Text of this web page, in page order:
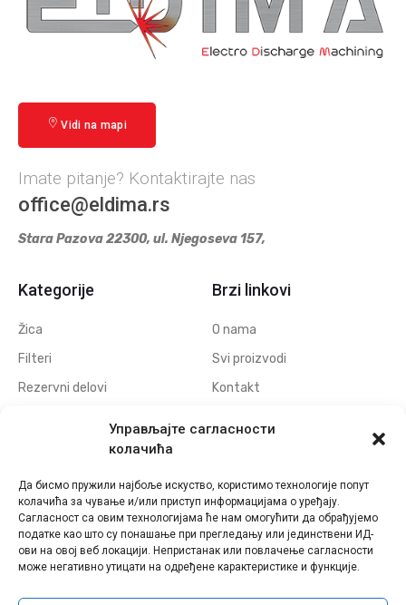
Управљајте сагласности
колачића
Да бисмо пружили најбоље искуство, користимо технологије попут
колачића за чување и/или приступ информацијама о уређају.
Сагласност са овим технологијама ће нам омогућити да обрађујемо
податке као што су понашање при прегледању или јединствени ИД-
ови на овој веб локацији. Непристанак или повлачење сагласности
може негативно утицати на одређене карактеристике и функције.
Vidi na mapi
Imate pitanje? Kontaktirajte nas
office@eldima.rs
Stara Pazova 22300, ul. Njegoseva 157,
Kategorije
Žica
Filteri
Rezervni delovi
Elektrode za erodiranje
Polufabrikati grafitnih
elektroda
Polufabrikati bakarnih
elektroda
Brzi linkovi
O nama
Svi proizvodi
Kontakt